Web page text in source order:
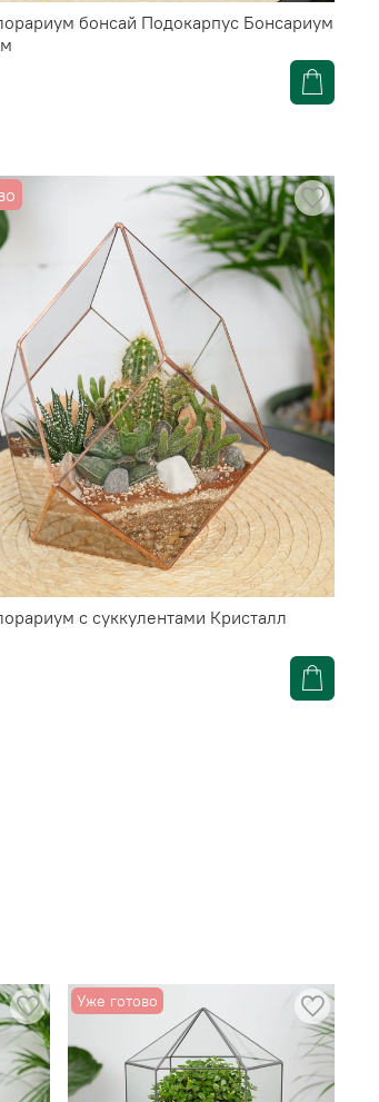
бонсай Подокарпус Бонсариум
с суккулентами Кристалл
Уже готово